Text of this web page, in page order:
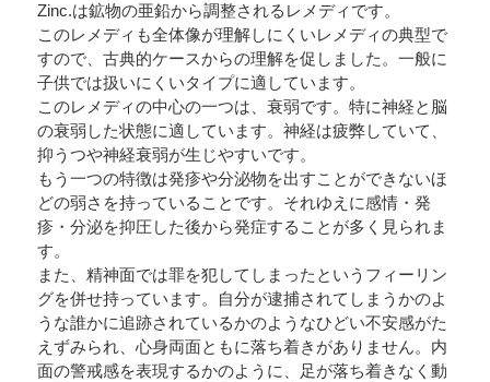
Zinc.は鉱物の亜鉛から調整されるレメディです。
このレメディも全体像が理解しにくいレメディの典型で
すので、古典的ケースからの理解を促しました。一般に
子供では扱いにくいタイプに適しています。
このレメディの中心の一つは、衰弱です。特に神経と脳
の衰弱した状態に適しています。神経は疲弊していて、
抑うつや神経衰弱が生じやすいです。
もう一つの特徴は発疹や分泌物を出すことができないほ
どの弱さを持っていることです。それゆえに感情・発
疹・分泌を抑圧した後から発症することが多く見られま
す。
また、精神面では罪を犯してしまったというフィーリン
グを併せ持っています。自分が逮捕されてしまうかのよ
うな誰かに追跡されているかのようなひどい不安感がた
えずみられ、心身両面ともに落ち着きがありません。内
面の警戒感を表現するかのように、足が落ち着きなく動